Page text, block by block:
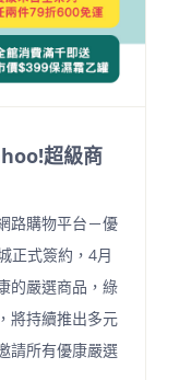
超級商
路購物平台－優
正式簽約，4月
的嚴選商品，綠
將持續推出多元
請所有優康嚴選